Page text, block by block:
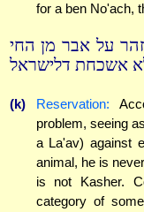
for a ben No'ach,
על אבר מן החי
אשכחת דלישראל
(k) Reservation:
problem, seeing
a La'av) against
animal, he is
is not Kasher.
category of